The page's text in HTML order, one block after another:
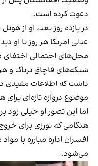
دعوت کرده است.
در یازده روز بعد، او از
عدلی امریکا هر روز با او
محل‌های احتمالی اختفای
شبکه‌های قاچاق تریاک و
داشت که اطلاعات مفیدی در
موضوع دروازه تازه‌ای
اما این تصور او خیلی
هنگامی که نورزی برای
افسران اداره مبارزه با
می‌شود.